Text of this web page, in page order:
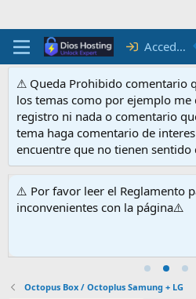
Acceder
⚠ Queda Prohibido comentario
los temas como por ejemplo
registro ni nada o comentario
tema haga comentario de
encuentre que no tienen sentido
⚠️ Por favor leer el Reglamento
inconvenientes con la página⚠️
Octopus Box / Octoplus Samung + LG